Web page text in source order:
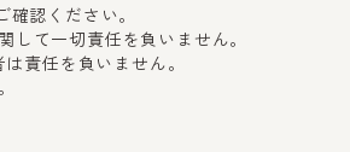
認ください。
て一切責任を負いません。
責任を負いません。